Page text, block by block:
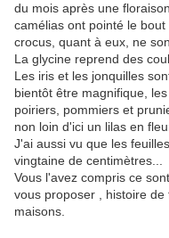
du mois après une
camélias ont pointé le
crocus, quant à eux, ne
La glycine reprend des
Les iris et les jonquilles
bientôt être magnifique,
poiriers, pommiers et
non loin d'ici un lilas en
J'ai aussi vu que les
vingtaine de centimètres...
Vous l'avez compris ce
vous proposer , histoire
maisons.